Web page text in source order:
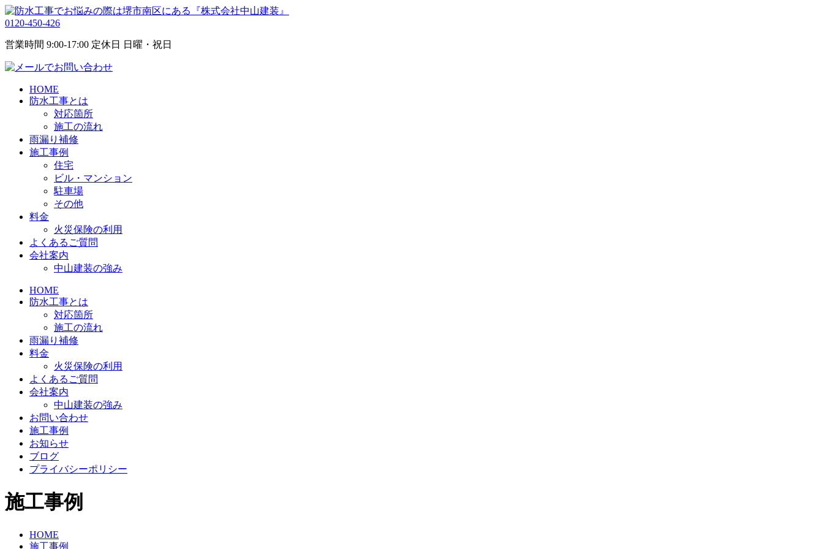
0120-450-426
営業時間 9:00-17:00 定休日 日曜・祝日
HOME
防水工事とは
対応箇所
施工の流れ
雨漏り補修
施工事例
住宅
ビル・マンション
駐車場
その他
料金
火災保険の利用
よくあるご質問
会社案内
中山建装の強み
HOME
防水工事とは
対応箇所
施工の流れ
雨漏り補修
料金
火災保険の利用
よくあるご質問
会社案内
中山建装の強み
お問い合わせ
施工事例
お知らせ
ブログ
プライバシーポリシー
施工事例
HOME
施工事例